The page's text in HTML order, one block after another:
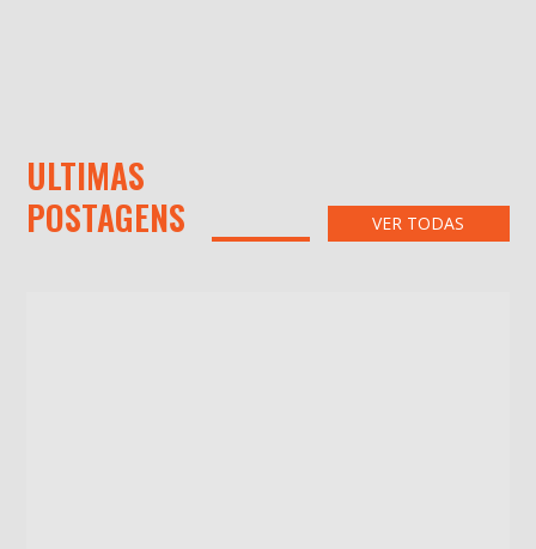
ULTIMAS
POSTAGENS
VER TODAS